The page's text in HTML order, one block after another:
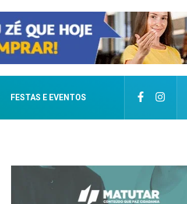
FESTAS E EVENTOS